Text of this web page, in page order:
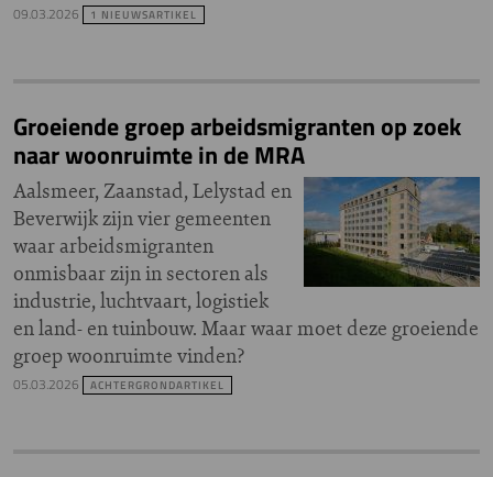
09.03.2026 1 NIEUWSARTIKEL
Groeiende groep arbeidsmigranten op zoek
naar woonruimte in de MRA
Aalsmeer, Zaanstad, Lelystad en
Beverwijk zijn vier gemeenten
waar arbeidsmigranten
onmisbaar zijn in sectoren als
industrie, luchtvaart, logistiek
en land- en tuinbouw. Maar waar moet deze groeiende
groep woonruimte vinden?
05.03.2026 ACHTERGRONDARTIKEL